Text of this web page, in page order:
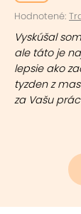
Hodnotené:
Vyskúšal
ale táto je
lepsie ako
tyzden z
za Vašu